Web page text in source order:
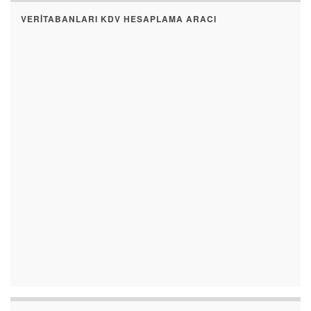
VERITABANLARI KDV HESAPLAMA ARACI